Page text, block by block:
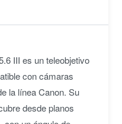
III es un teleobjetivo
con cámaras
la línea Canon. Su
desde planos